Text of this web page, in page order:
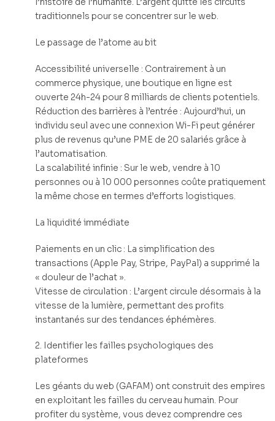
traditionnels pour se concentrer sur le web.
Le passage de l’atome au bit
Accessibilité universelle : Contrairement à un
commerce physique, une boutique en ligne est
ouverte 24h-24 pour 8 milliards de clients potentiels.
Réduction des barrières à l’entrée : Aujourd’hui, un
individu seul avec une connexion Wi-Fi peut générer
plus de revenus qu’une PME de 20 salariés grâce à
l’automatisation.
La scalabilité infinie : Sur le web, vendre à 10
personnes ou à 10 000 personnes coûte pratiquement
la même chose en termes d’efforts logistiques.
La liquidité immédiate
Paiements en un clic : La simplification des
transactions (Apple Pay, Stripe, PayPal) a supprimé la
« douleur de l’achat ».
Vitesse de circulation : L’argent circule désormais à la
vitesse de la lumière, permettant des profits
instantanés sur des tendances éphémères.
2. Identifier les failles psychologiques des
plateformes
Les géants du web (GAFAM) ont construit des empires
en exploitant les failles du cerveau humain. Pour
profiter du système, vous devez comprendre ces